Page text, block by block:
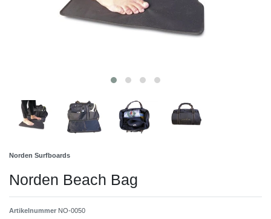
Norden Surfboards
Norden Beach Bag
Artikelnummer NO-0050